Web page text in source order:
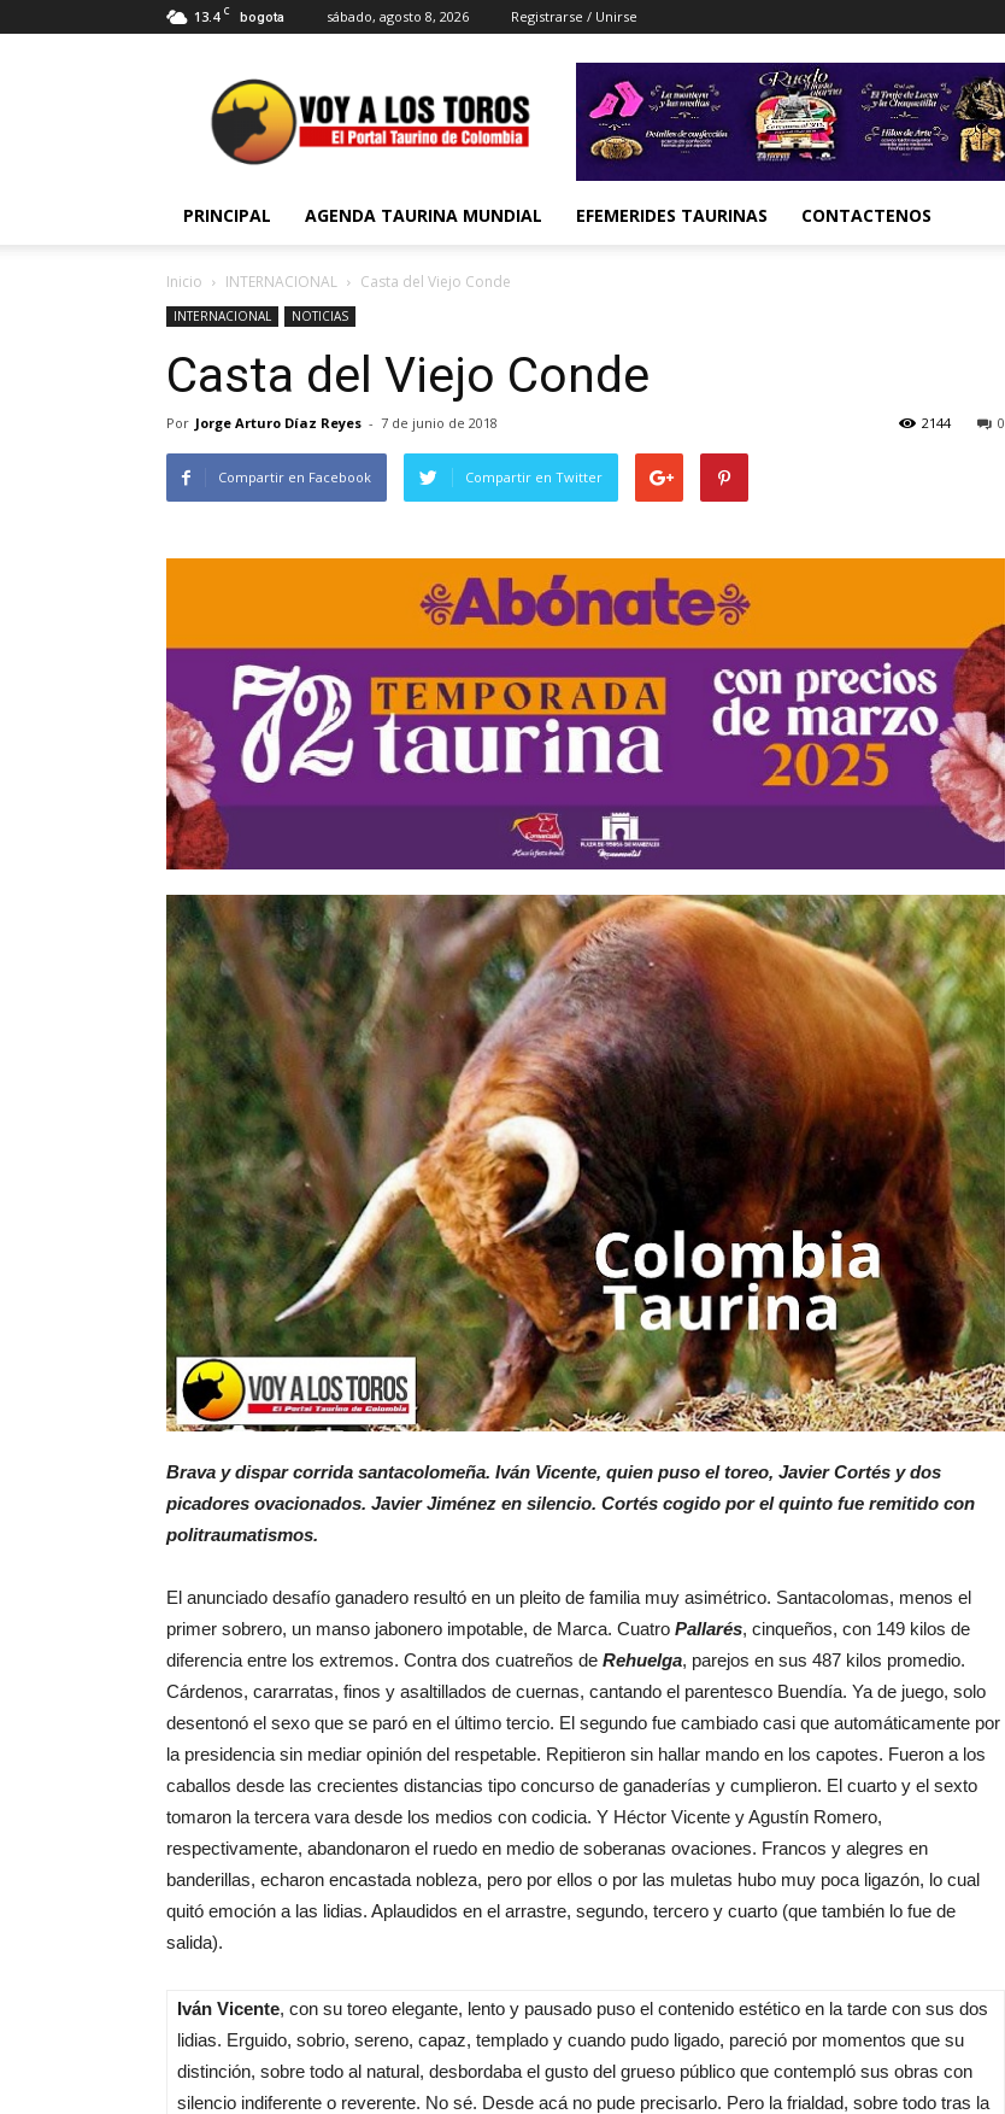
13.4 C bogota sábado, agosto 8, 2026 Registrarse / Unirse
Voy
a
Los
Toros
PRINCIPAL AGENDA TAURINA MUNDIAL EFEMERIDES TAURINAS CONTACTENOS
Inicio INTERNACIONAL Casta del Viejo Conde
INTERNACIONAL NOTICIAS
Casta del Viejo Conde
Por Jorge Arturo Díaz Reyes - 7 de junio de 2018 0
2144
Compartir en Facebook Compartir en Twitter
Brava y dispar corrida santacolomeña. Iván Vicente, quien puso el toreo, Javier Cortés y dos
picadores ovacionados. Javier Jiménez en silencio. Cortés cogido por el quinto fue remitido con
politraumatismos.
El anunciado desafío ganadero resultó en un pleito de familia muy asimétrico. Santacolomas, menos el
primer sobrero, un manso jabonero impotable, de Marca. Cuatro Pallarés, cinqueños, con 149 kilos de
diferencia entre los extremos. Contra dos cuatreños de Rehuelga, parejos en sus 487 kilos promedio.
Cárdenos, cararratas, finos y asaltillados de cuernas, cantando el parentesco Buendía. Ya de juego, solo
desentonó el sexo que se paró en el último tercio. El segundo fue cambiado casi que automáticamente por
la presidencia sin mediar opinión del respetable. Repitieron sin hallar mando en los capotes. Fueron a los
caballos desde las crecientes distancias tipo concurso de ganaderías y cumplieron. El cuarto y el sexto
tomaron la tercera vara desde los medios con codicia. Y Héctor Vicente y Agustín Romero,
respectivamente, abandonaron el ruedo en medio de soberanas ovaciones. Francos y alegres en
banderillas, echaron encastada nobleza, pero por ellos o por las muletas hubo muy poca ligazón, lo cual
quitó emoción a las lidias. Aplaudidos en el arrastre, segundo, tercero y cuarto (que también lo fue de
salida).
Iván Vicente, con su toreo elegante, lento y pausado puso el contenido estético en la tarde con sus dos
lidias. Erguido, sobrio, sereno, capaz, templado y cuando pudo ligado, pareció por momentos que su
distinción, sobre todo al natural, desbordaba el gusto del grueso público que contempló sus obras con
silencio indiferente o reverente. No sé. Desde acá no pude precisarlo. Pero la frialdad, sobre todo tras la